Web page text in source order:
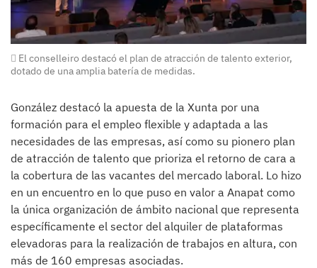
El conselleiro destacó el plan de atracción de talento exterior,
dotado de una amplia batería de medidas.
González destacó la apuesta de la Xunta por una
formación para el empleo flexible y adaptada a las
necesidades de las empresas, así como su pionero plan
de atracción de talento que prioriza el retorno de cara a
la cobertura de las vacantes del mercado laboral. Lo hizo
en un encuentro en lo que puso en valor a Anapat como
la única organización de ámbito nacional que representa
específicamente el sector del alquiler de plataformas
elevadoras para la realización de trabajos en altura, con
más de 160 empresas asociadas.